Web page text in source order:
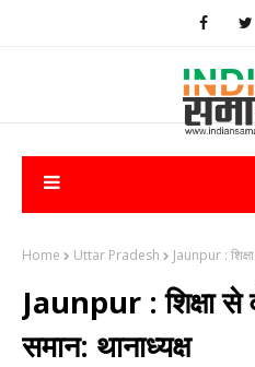
Home Uttar Pradesh Jaunpur :
Jaunpur : ​शिक्षा
समान: थानाध्यक्ष